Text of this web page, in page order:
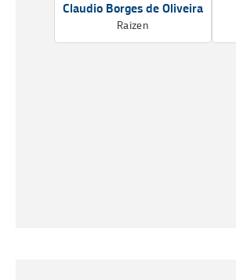
Claudio Borges de Oliveira
Raízen